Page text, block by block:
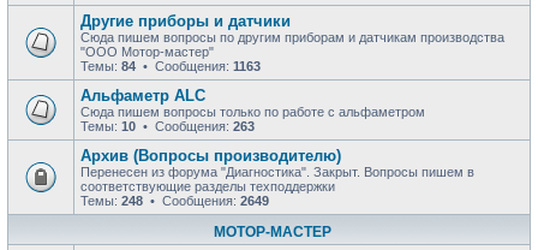
Другие приборы и датчики
Сюда пишем вопросы по другим приборам и датчикам производства
"ООО Мотор-мастер"
Темы: 84 • Сообщения: 1163
Альфаметр ALC
Сюда пишем вопросы только по работе с альфаметром
Темы: 10 • Сообщения: 263
Архив (Вопросы производителю)
Перенесен из форума "Диагностика". Закрыт. Вопросы пишем в
соответствующие разделы техподдержки
Темы: 248 • Сообщения: 2649
МОТОР-МАСТЕР